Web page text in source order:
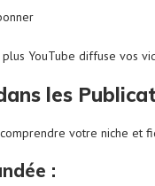
YouTube diffuse vos
les
votre niche et
: